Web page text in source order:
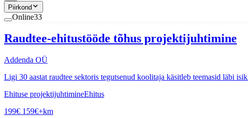
Piirkond
Online33
Raudtee-ehitustööde tõhus projektijuhtimine
Addenda OÜ
Ligi 30 aastat raudtee sektoris tegutsenud koolitaja käsitleb teemasid läbi
Ehituse projektijuhtimineEhitus
199€ 159€+km